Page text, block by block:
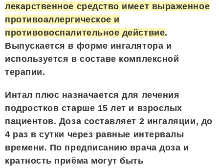
лекарственное средство имеет выраженное
противоаллергическое и
противовоспалительное действие.
Выпускается в форме ингалятора и
используется в составе комплексной
терапии.
Интал плюс назначается для лечения
подростков старше 15 лет и взрослых
пациентов. Доза составляет 2 ингаляции, до
4 раз в сутки через равные интервалы
времени. По предписанию врача доза и
кратность приёма могут быть